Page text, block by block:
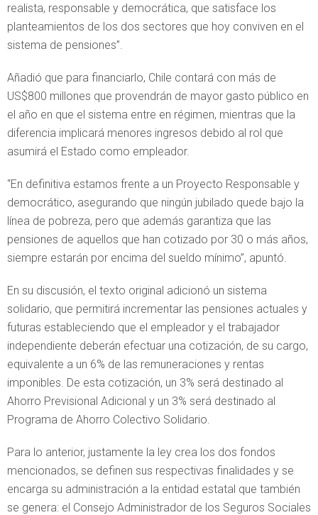
realista, responsable y democrática, que satisface los
planteamientos de los dos sectores que hoy conviven en el
sistema de pensiones”.
Añadió que para financiarlo, Chile contará con más de
US$800 millones que provendrán de mayor gasto público en
el año en que el sistema entre en régimen, mientras que la
diferencia implicará menores ingresos debido al rol que
asumirá el Estado como empleador.
“En definitiva estamos frente a un Proyecto Responsable y
democrático, asegurando que ningún jubilado quede bajo la
línea de pobreza, pero que además garantiza que las
pensiones de aquellos que han cotizado por 30 o más años,
siempre estarán por encima del sueldo mínimo”, apuntó.
En su discusión, el texto original adicionó un sistema
solidario, que permitirá incrementar las pensiones actuales y
futuras estableciendo que el empleador y el trabajador
independiente deberán efectuar una cotización, de su cargo,
equivalente a un 6% de las remuneraciones y rentas
imponibles. De esta cotización, un 3% será destinado al
Ahorro Previsional Adicional y un 3% será destinado al
Programa de Ahorro Colectivo Solidario.
Para lo anterior, justamente la ley crea los dos fondos
mencionados, se definen sus respectivas finalidades y se
encarga su administración a la entidad estatal que también
se genera: el Consejo Administrador de los Seguros Sociales